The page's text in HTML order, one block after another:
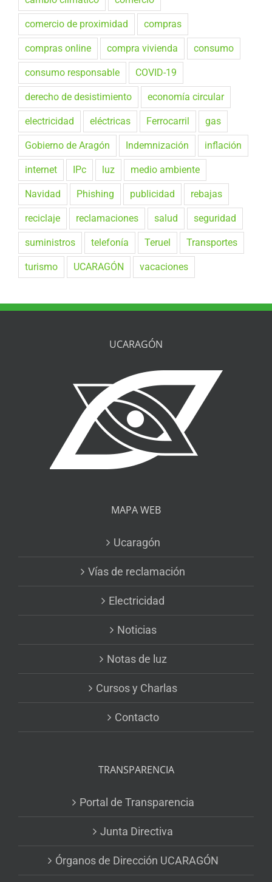
comercio de proximidad compras
compras online compra vivienda consumo
consumo responsable COVID-19
derecho de desistimiento economía circular
electricidad eléctricas Ferrocarril gas
Gobierno de Aragón Indemnización inflación
internet IPc luz medio ambiente
Navidad Phishing publicidad rebajas
reciclaje reclamaciones salud seguridad
suministros telefonía Teruel Transportes
turismo UCARAGÓN vacaciones
UCARAGÓN
MAPA WEB
Ucaragón
Vías de reclamación
Electricidad
Noticias
Notas de luz
Cursos y Charlas
Contacto
TRANSPARENCIA
Portal de Transparencia
Junta Directiva
Órganos de Dirección UCARAGÓN